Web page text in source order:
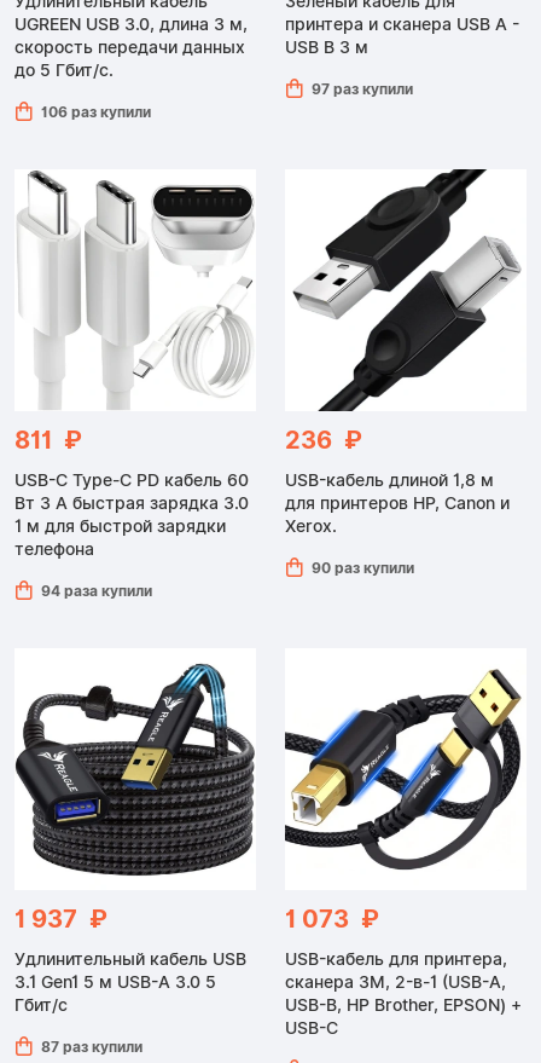
UGREEN USB 3.0, длина 3 м,
скорость передачи данных
до 5 Гбит/с.
106 раз купили
принтера и сканера USB A -
USB B 3 м
97 раз купили
811 ₽
USB-C Type-C PD кабель 60
Вт 3 А быстрая зарядка 3.0
1 м для быстрой зарядки
телефона
94 раза купили
236 ₽
USB-кабель длиной 1,8 м
для принтеров HP, Canon и
Xerox.
90 раз купили
1 937 ₽
Удлинительный кабель USB
3.1 Gen1 5 м USB-A 3.0 5
Гбит/с
87 раз купили
1 073 ₽
USB-кабель для принтера,
сканера 3M, 2-в-1 (USB-A,
USB-B, HP Brother, EPSON) +
USB-C